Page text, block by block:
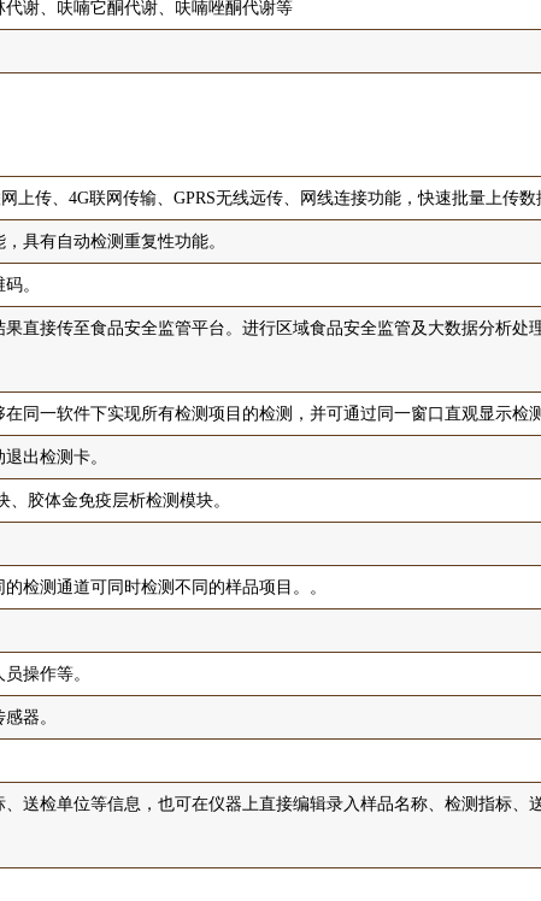
谢、呋喃它酮代谢、呋喃唑酮代谢等
传、4G联网传输、GPRS无线远传、网线连接功能，快速批量上传数
具有自动检测重复性功能。
。
直接传至食品安全监管平台。进行区域食品安全监管及大数据分析处
同一软件下实现所有检测项目的检测，并可通过同一窗口直观显示检
出检测卡。
胶体金免疫层析检测模块。
检测通道可同时检测不同的样品项目。。
操作等。
器。
送检单位等信息，也可在仪器上直接编辑录入样品名称、检测指标、